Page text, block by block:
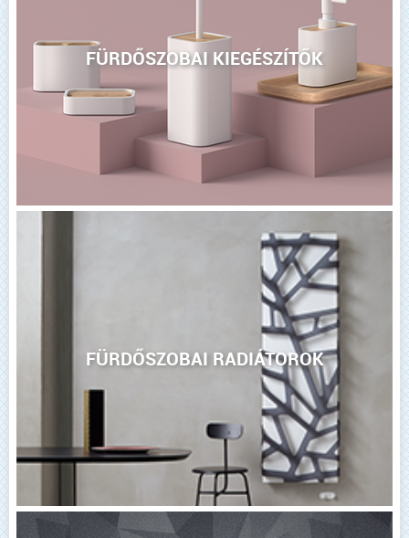
FÜRDŐSZOBAI KIEGÉSZÍTŐK
FÜRDŐSZOBAI RADIÁTOROK